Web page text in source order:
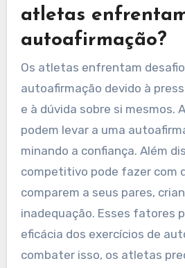
atletas
autoafirmação?
Os atletas enfrentam
autoafirmação devido à
e à dúvida sobre si mesmos.
podem levar a uma
minando a confiança. Além
competitivo pode fazer com
comparem a seus pares,
inadequação. Esses fatores
eficácia dos exercícios de
combater isso, os atletas